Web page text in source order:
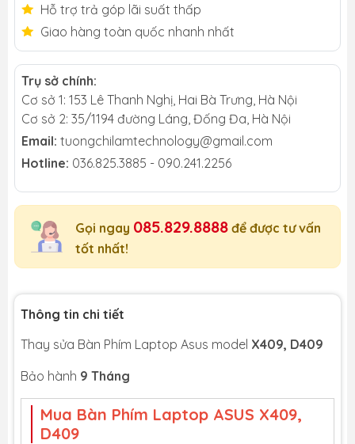
Hỗ trợ trả góp lãi suất thấp
Giao hàng toàn quốc nhanh nhất
Trụ sở chính:
Cơ sở 1: 153 Lê Thanh Nghị, Hai Bà Trưng, Hà Nội
Cơ sở 2: 35/1194 đường Láng, Đống Đa, Hà Nội
Email: tuongchilamtechnology@gmail.com
Hotline: 036.825.3885 - 090.241.2256
Gọi ngay 085.829.8888 để được tư vấn
tốt nhất!
Thông tin chi tiết
Thay sửa Bàn Phím Laptop Asus model X409, D409
Bảo hành 9 Tháng
Mua Bàn Phím Laptop ASUS X409,
D409